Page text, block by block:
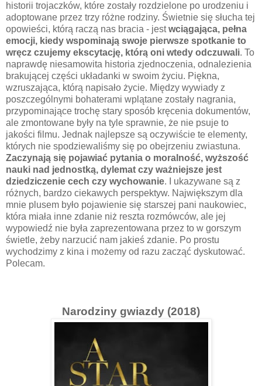
historii trojaczków, które zostały rozdzielone po urodzeniu i
adoptowane przez trzy różne rodziny. Świetnie się słucha tej
opowieści, którą raczą nas bracia - jestwciągająca, pełna
emocji, kiedy wspominają swoje pierwsze spotkanie to
wręcz czujemy ekscytację, którą oni wtedy odczuwali. To
naprawdę niesamowita historia zjednoczenia, odnalezienia
brakującej części układanki w swoim życiu. Piękna,
wzruszająca, którą napisało życie. Między wywiady z
poszczególnymi bohaterami wplątane zostały nagrania,
przypominające trochę stary sposób kręcenia dokumentów,
ale zmontowane były na tyle sprawnie, że nie psuje to
jakości filmu. Jednak najlepsze są oczywiście te elementy,
których nie spodziewaliśmy się po obejrzeniu zwiastuna.
Zaczynają się pojawiać pytania o moralność, wyższość
nauki nad jednostką, dylemat czy ważniejsze jest
dziedziczenie cech czy wychowanie. I ukazywane są z
różnych, bardzo ciekawych perspektyw. Największym dla
mnie plusem było pojawienie się starszej pani naukowiec,
która miała inne zdanie niż reszta rozmówców, ale jej
wypowiedź nie była zaprezentowana przez to w gorszym
świetle, żeby narzucić nam jakieś zdanie. Po prostu
wychodzimy z kina i możemy od razu zacząć dyskutować.
Polecam.
Narodziny gwiazdy (2018)